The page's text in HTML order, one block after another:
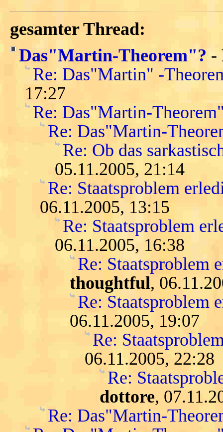
gesamter Thread:
Das"Martin-Theorem"? -
Re: Das"Martin" -
17:27
Re: Das"Martin-
Re: Das"Martin-
Re: Ob das
05.11.2005, 21:14
Re: Staatsproblem
06.11.2005, 13:15
Re: Staatsproblem
06.11.2005, 16:38
Re: Staatsproblem
thoughtful,
Re: Staatsproblem
06.11.2005, 19:07
Re:
06.11.2005, 22:28
Re:
dottore,
Re: Das"Martin-